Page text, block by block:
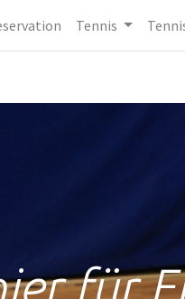
Tennis
für